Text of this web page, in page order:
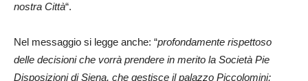
nostra Città“.
Nel messaggio si legge anche: “profondamente rispettoso
delle decisioni che vorrà prendere in merito la Società Pie
Disposizioni di Siena, che gestisce il palazzo Piccolomini;